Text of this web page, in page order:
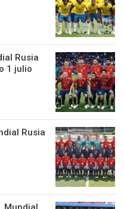
Rusia
1 julio
Rusia